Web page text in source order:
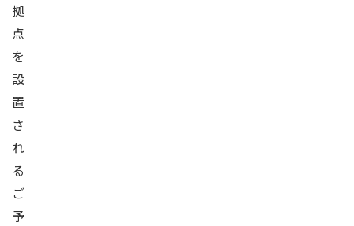
拠
点
を
設
置
さ
れ
る
ご
予